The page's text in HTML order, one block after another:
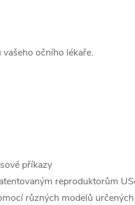
očního lékaře.
příkazy
reproduktorům
různých modelů